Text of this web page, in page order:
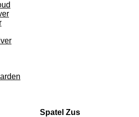
Spatel Zus